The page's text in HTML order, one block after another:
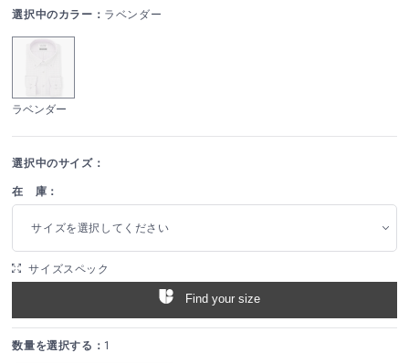
選択中のカラー： ラベンダー
ラベンダー
選択中のサイズ：
在 庫：
サイズを選択してください
サイズスペック
Find your size
数量を選択する： 1